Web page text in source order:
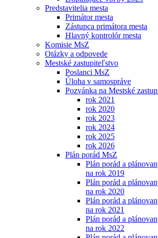
Predstavitelia mesta
Primátor mesta
Zástupca primátora mesta
Hlavný kontrolór mesta
Komisie MsZ
Otázky a odpovede
Mestské zastupiteľstvo
Poslanci MsZ
Úloha v samospráve
Pozvánka na Mestské
rok 2021
rok 2020
rok 2023
rok 2024
rok 2025
rok 2026
Plán porád MsZ
Plán porád a
na rok 2019
Plán porád a
na rok 2020
Plán porád a
na rok 2021
Plán porád a
na rok 2022